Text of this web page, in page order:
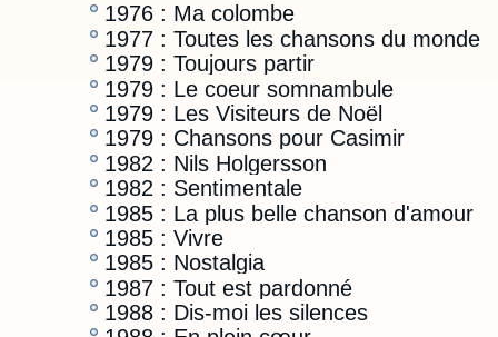
1976 : Ma colombe
1977 : Toutes les chansons du monde
1979 : Toujours partir
1979 : Le coeur somnambule
1979 : Les Visiteurs de Noël
1979 : Chansons pour Casimir
1982 : Nils Holgersson
1982 : Sentimentale
1985 : La plus belle chanson d'amour
1985 : Vivre
1985 : Nostalgia
1987 : Tout est pardonné
1988 : Dis-moi les silences